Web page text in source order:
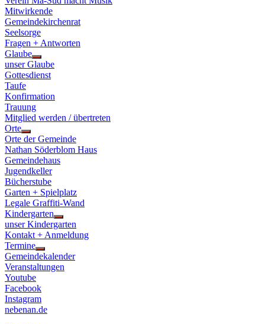
Mitwirkende
Gemeindekirchenrat
Seelsorge
Fragen + Antworten
Glaube
Show
sub
menu
unser Glaube
Gottesdienst
Taufe
Konfirmation
Trauung
Mitglied werden / übertreten
Orte
Show
sub
menu
Orte der Gemeinde
Nathan Söderblom Haus
Gemeindehaus
Jugendkeller
Bücherstube
Garten + Spielplatz
Legale Graffiti-Wand
Kindergarten
Show
sub
menu
unser Kindergarten
Kontakt + Anmeldung
Termine
Show
sub
menu
Gemeindekalender
Veranstaltungen
Youtube
Facebook
Instagram
nebenan.de